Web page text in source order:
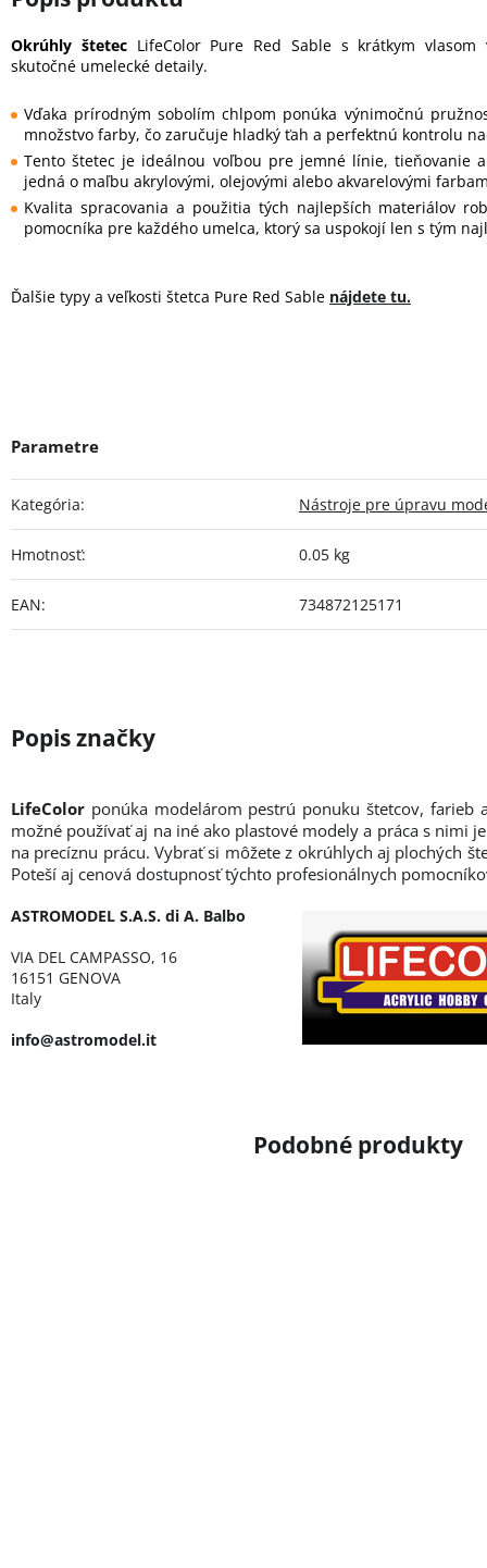
Okrúhly štetecLifeColor Pure Red Sable s krátkym vlasom
skutočné umelecké detaily.
Vďaka prírodným sobolím chlpom ponúka výnimočnú
množstvo farby, čo zaručuje hladký ťah a perfektnú kontrolu
Tento štetec je ideálnou voľbou pre jemné línie, tieňovanie
jedná o maľbu akrylovými, olejovými alebo akvarelovými
Kvalita spracovania a použitia tých najlepších materiálov
pomocníka pre každého umelca, ktorý sa uspokojí len s tým
Ďalšie typy a veľkosti štetca Pure Red Sable nájdete tu.
Kategória: Nástroje pre úpravu
Hmotnosť: 0.05 kg
EAN: 734872125171
LifeColor ponúka modelárom pestrú ponuku štetcov, farieb
možné používať aj na iné ako plastové modely a práca s nimi
na precíznu prácu. Vybrať si môžete z okrúhlych aj plochých
Poteší aj cenová dostupnosť týchto profesionálnych
ASTROMODEL S.A.S. di A. Balbo
VIA DEL CAMPASSO, 16
16151 GENOVA
Italy
info@astromodel.it